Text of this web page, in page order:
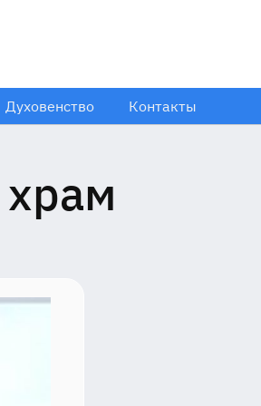
Духовенство Контакты